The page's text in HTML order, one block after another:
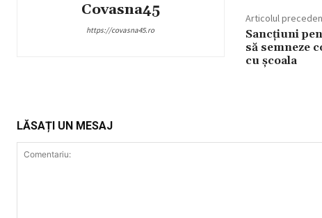
Covasna45
https://covasna45.ro
Articolul
Sancţiuni
să semneze
cu şcoala
LĂSAȚI UN MESAJ